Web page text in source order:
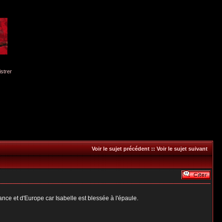
Voir le sujet précédent::Voir le sujet suivant
et d'Europe car Isabelle est blessée à l'épaule.